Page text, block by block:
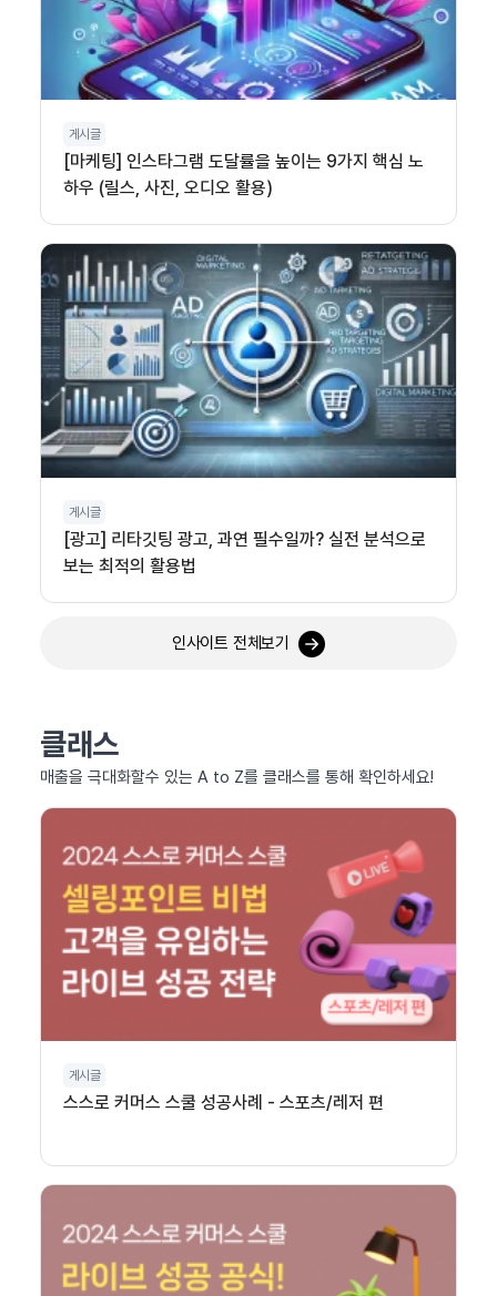
게시글
[마케팅] 인스타그램 도달률을 높이는 9가지 핵심 노
하우 (릴스, 사진, 오디오 활용)
게시글
[광고] 리타깃팅 광고, 과연 필수일까? 실전 분석으로
보는 최적의 활용법
인사이트 전체보기
클래스
매출을 극대화할수 있는 A to Z를 클래스를 통해 확인하세요!
게시글
스스로 커머스 스쿨 성공사례 - 스포츠/레저 편